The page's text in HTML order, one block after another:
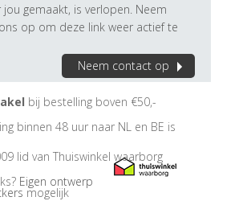
gemaakt, is verlopen. Neem
op om deze link weer actief te
Neem contact op
bij bestelling boven €50,-
binnen 48 uur naar NL en BE is
lid van Thuiswinkel waarborg
Eigen ontwerp
mogelijk